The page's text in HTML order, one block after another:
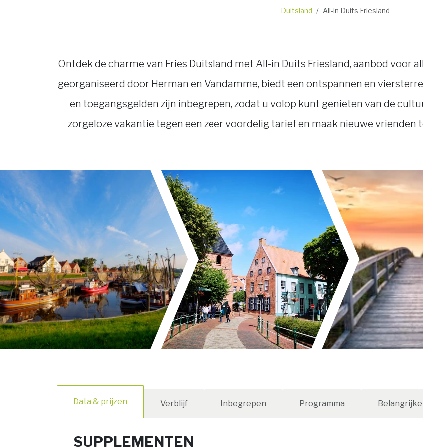
Duitsland All-in Duits Friesland
Ontdek de charme van Fries Duitsland met All-in Duits Friesland, aanbod voor
georganiseerd door Herman en Vandamme, biedt een ontspannen en
en toegangsgelden zijn inbegrepen, zodat u volop kunt genieten van de
zorgeloze vakantie tegen een zeer voordelig tarief en maak nieuwe
Data & prijzen Verblijf Inbegrepen Programma
SUPPLEMENTEN